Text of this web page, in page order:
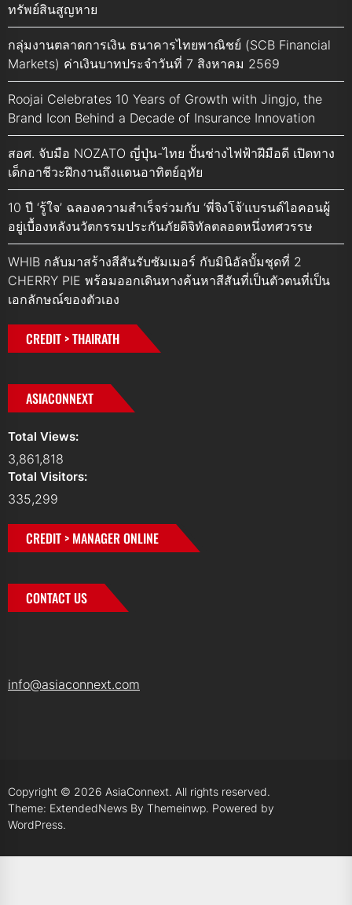
ทรัพย์สินสูญหาย
กลุ่มงานตลาดการเงิน ธนาคารไทยพาณิชย์ (SCB Financial
Markets) ค่าเงินบาทประจำวันที่ 7 สิงหาคม 2569
Roojai Celebrates 10 Years of Growth with Jingjo, the
Brand Icon Behind a Decade of Insurance Innovation
สอศ. จับมือ NOZATO ญี่ปุ่น-ไทย ปั้นช่างไฟฟ้าฝีมือดี เปิดทาง
เด็กอาชีวะฝึกงานถึงแดนอาทิตย์อุทัย
10 ปี ‘รู้ใจ’ ฉลองความสำเร็จร่วมกับ ‘พี่จิงโจ้’แบรนด์ไอคอนผู้
อยู่เบื้องหลังนวัตกรรมประกันภัยดิจิทัลตลอดหนึ่งทศวรรษ
WHIB กลับมาสร้างสีสันรับซัมเมอร์ กับมินิอัลบั้มชุดที่ 2
CHERRY PIE พร้อมออกเดินทางค้นหาสีสันที่เป็นตัวตนที่เป็น
เอกลักษณ์ของตัวเอง
CREDIT > THAIRATH
ASIACONNEXT
Total Views:
3,861,818
Total Visitors:
335,299
CREDIT > MANAGER ONLINE
CONTACT US
info@asiaconnext.com
Copyright © 2026 AsiaConnext. All rights reserved.
Theme: ExtendedNews By Themeinwp. Powered by
WordPress.